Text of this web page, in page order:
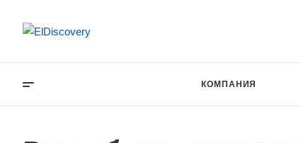
КОМПАНИЯ